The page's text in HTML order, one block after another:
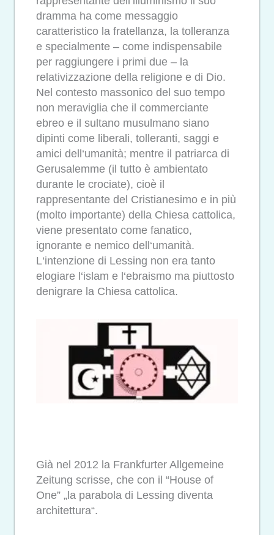
dramma ha come messaggio
caratteristico la fratellanza, la tolleranza
e specialmente – come indispensabile
per raggiungere i primi due – la
relativizzazione della religione e di Dio.
Nel contesto massonico del suo tempo
non meraviglia che il commerciante
ebreo e il sultano musulmano siano
dipinti come liberali, tolleranti, saggi e
amici dell‘umanità; mentre il patriarca di
Gerusalemme (il tutto è ambientato
durante le crociate), cioè il
rappresentante del Cristianesimo e in più
(molto importante) della Chiesa cattolica,
viene presentato come fanatico,
ignorante e nemico dell‘umanità.
L‘intenzione di Lessing non era tanto
elogiare l‘islam e l‘ebraismo ma piuttosto
denigrare la Chiesa cattolica.
Già nel 2012 la Frankfurter Allgemeine
Zeitung scrisse, che con il “House of
One” „la parabola di Lessing diventa
architettura“.